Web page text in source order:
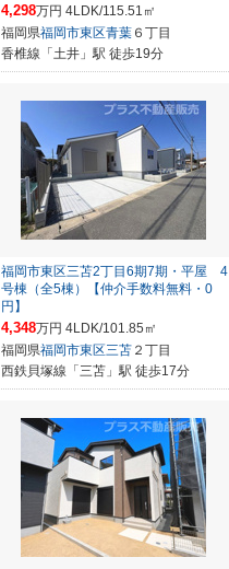
4,298万円 4LDK/115.51㎡
福岡県福岡市東区青葉 ６丁目
香椎線「土井」駅 徒歩19分
福岡市東区三苫2丁目6期7期・平屋 4
号棟（全5棟）【仲介手数料無料・0
円】
4,348万円 4LDK/101.85㎡
福岡県福岡市東区三苫 ２丁目
西鉄貝塚線「三苫」駅 徒歩17分